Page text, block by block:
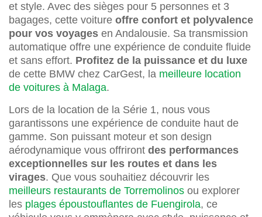
et style. Avec des sièges pour 5 personnes et 3
bagages, cette voiture offre confort et polyvalence
pour vos voyages en Andalousie. Sa transmission
automatique offre une expérience de conduite fluide
et sans effort. Profitez de la puissance et du luxe
de cette BMW chez CarGest, la meilleure location
de voitures à Malaga.
Lors de la location de la Série 1, nous vous
garantissons une expérience de conduite haut de
gamme. Son puissant moteur et son design
aérodynamique vous offriront des performances
exceptionnelles sur les routes et dans les
virages. Que vous souhaitiez découvrir les
meilleurs restaurants de Torremolinos ou explorer
les plages époustouflantes de Fuengirola, ce